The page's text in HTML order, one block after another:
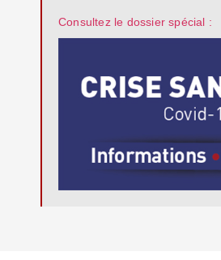
Consultez le dossier spécial :